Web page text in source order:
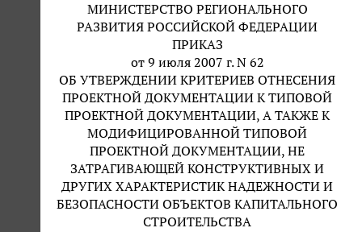
МИНИСТЕРСТВО РЕГИОНАЛЬНОГО
РАЗВИТИЯ РОССИЙСКОЙ ФЕДЕРАЦИИ
ПРИКАЗ
от 9 июля 2007 г. N 62
ОБ УТВЕРЖДЕНИИ КРИТЕРИЕВ ОТНЕСЕНИЯ
ПРОЕКТНОЙ ДОКУМЕНТАЦИИ К ТИПОВОЙ
ПРОЕКТНОЙ ДОКУМЕНТАЦИИ, А ТАКЖЕ К
МОДИФИЦИРОВАННОЙ ТИПОВОЙ
ПРОЕКТНОЙ ДОКУМЕНТАЦИИ, НЕ
ЗАТРАГИВАЮЩЕЙ КОНСТРУКТИВНЫХ И
ДРУГИХ ХАРАКТЕРИСТИК НАДЕЖНОСТИ И
БЕЗОПАСНОСТИ ОБЪЕКТОВ КАПИТАЛЬНОГО
СТРОИТЕЛЬСТВА